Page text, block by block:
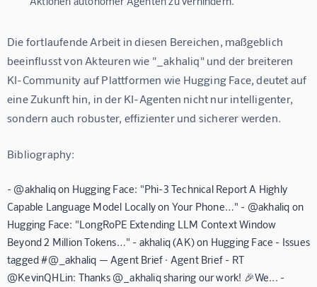
Die fortlaufende Arbeit in diesen Bereichen, maßgeblich
beeinflusst von Akteuren wie "_akhaliq" und der breiteren
KI-Community auf Plattformen wie Hugging Face, deutet auf
eine Zukunft hin, in der KI-Agenten nicht nur intelligenter,
sondern auch robuster, effizienter und sicherer werden.
Bibliography:
- @akhaliq on Hugging Face: "Phi-3 Technical Report A Highly
Capable Language Model Locally on Your Phone…" - @akhaliq on
Hugging Face: "LongRoPE Extending LLM Context Window
Beyond 2 Million Tokens…" - akhaliq (AK) on Hugging Face - Issues
tagged #@_akhaliq — Agent Brief · Agent Brief - RT
@KevinQHLin: Thanks @_akhaliq sharing our work! 🎉We... -